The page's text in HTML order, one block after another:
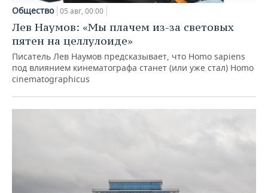
Общество 05 авг, 00:00
Лев Наумов: «Мы плачем из-за световых
пятен на целлулоиде»
Писатель Лев Наумов предсказывает, что Homo sapiens
под влиянием кинематографа станет (или уже стал) Homo
cinematographicus